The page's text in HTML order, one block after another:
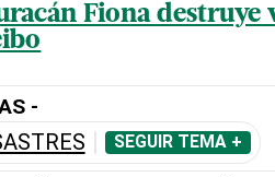
Fiona destruye
-
SEGUIR TEMA +